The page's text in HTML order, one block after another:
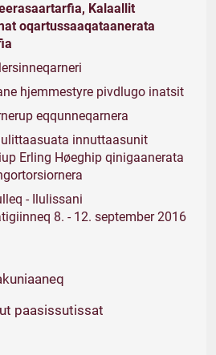
Kalaallit
oqartussaaqataanerata
hjemmestyre pivdlugo inatsit
eqqunneqarnera
innuttaasunit
Erling Høeghip qinigaanerata
- Ilulissani
8. - 12. september 2016
paasissutissat